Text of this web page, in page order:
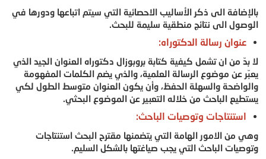
بالإضافة الى ذكر الأساليب الاحصائية التي سيتم اتباعها ودورها في
الوصول الى نتائج منطقية سليمة للبحث.
عنوان رسالة الدكتوراه:
لا بدّ من ان تشمل كيفية كتابة بروبوزال دكتوراه العنوان الجيد الذي
يعبّر عن موضوع الرسالة العلمية، والذي يضم الكلمات المفهومة
والواضحة والسهلة الحفظ، وأن يكون العنوان متوسط الطول لكي
يستطيع الباحث من خلاله التعبير عن الموضوع البحثي.
استنتاجات وتوصيات الباحث:
وهي من الامور الهامة التي يتضمنها مقترح البحث استنتاجات
وتوصيات الباحث التي يجب صياغتها بالشكل السليم.